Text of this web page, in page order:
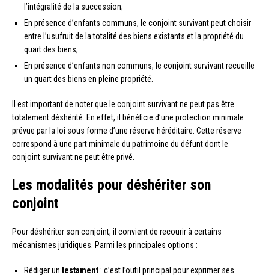
l’intégralité de la succession;
En présence d’enfants communs, le conjoint survivant peut choisir
entre l’usufruit de la totalité des biens existants et la propriété du
quart des biens;
En présence d’enfants non communs, le conjoint survivant recueille
un quart des biens en pleine propriété.
Il est important de noter que le conjoint survivant ne peut pas être
totalement déshérité. En effet, il bénéficie d’une protection minimale
prévue par la loi sous forme d’une réserve héréditaire. Cette réserve
correspond à une part minimale du patrimoine du défunt dont le
conjoint survivant ne peut être privé.
Les modalités pour déshériter son
conjoint
Pour déshériter son conjoint, il convient de recourir à certains
mécanismes juridiques. Parmi les principales options :
Rédiger un testament : c’est l’outil principal pour exprimer ses